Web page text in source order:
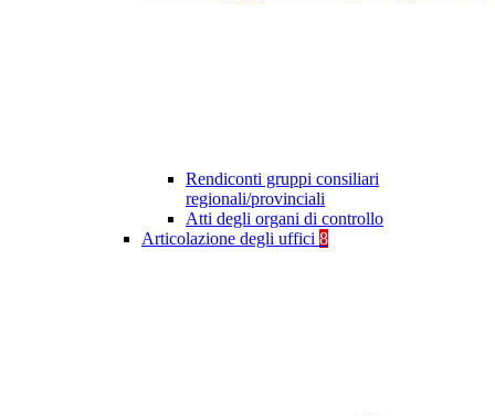
Rendiconti gruppi consiliari
regionali/provinciali
Atti degli organi di controllo
Articolazione degli uffici 8